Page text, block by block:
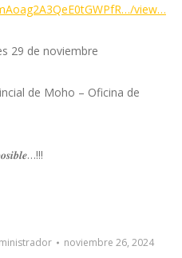
view…
29 de noviembre
de Moho – Oficina de
noviembre 26, 2024